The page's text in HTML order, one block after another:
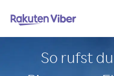
So rufst